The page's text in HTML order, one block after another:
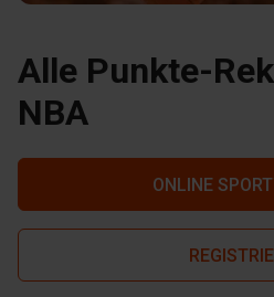
Alle Punkte-
NBA
ONLINE